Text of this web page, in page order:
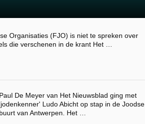
Organisaties (FJO) is niet te spreken over
die verschenen in de krant Het …
Paul De Meyer van Het Nieuwsblad ging met
Ludo Abicht op stap in de Joodse
buurt van Antwerpen. Het …